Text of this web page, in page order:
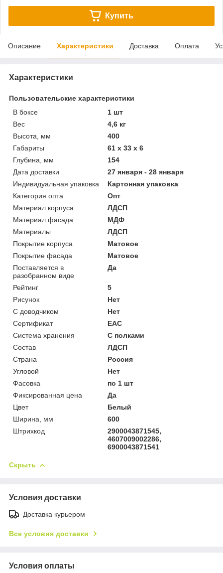
Купить
Описание Характеристики Доставка Оплата
Характеристики
Пользовательские характеристики
В боксе
1 шт
Вес
4,6 кг
Высота, мм
400
Габариты
61 x 33 x 6
Глубина, мм
154
Дата доставки
27 января - 28 января
Индивидуальная упаковка
Картонная упаковка
Категория опта
Опт
Материал корпуса
ЛДСП
Материал фасада
МДФ
Материалы
ЛДСП
Покрытие корпуса
Матовое
Покрытие фасада
Матовое
Поставляется в
разобранном виде
Да
Рейтинг
5
Рисунок
Нет
С доводчиком
Нет
Сертификат
ЕАС
Система хранения
С полками
Состав
ЛДСП
Страна
Россия
Угловой
Нет
Фасовка
по 1 шт
Фиксированная цена
Да
Цвет
Белый
Ширина, мм
600
Штрихкод
2900043871545,
4607009002286,
6900043871541
Скрыть
Условия доставки
Доставка курьером
Все условия доставки
Условия оплаты